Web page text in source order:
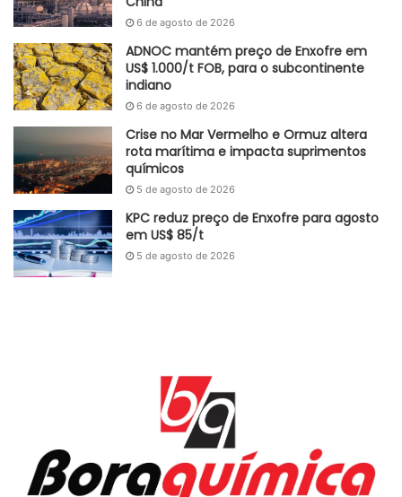
6 de agosto de 2026
ADNOC mantém preço de Enxofre em
US$ 1.000/t FOB, para o subcontinente
indiano
6 de agosto de 2026
Crise no Mar Vermelho e Ormuz altera
rota marítima e impacta suprimentos
químicos
5 de agosto de 2026
KPC reduz preço de Enxofre para agosto
em US$ 85/t
5 de agosto de 2026